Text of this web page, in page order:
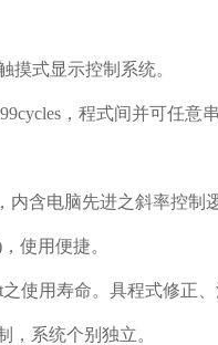
摸式显示控制系统。
，程式间并可任
含电脑先进之斜率控制
使用便捷。
使用寿命。具程式修正
，系统个别独立。